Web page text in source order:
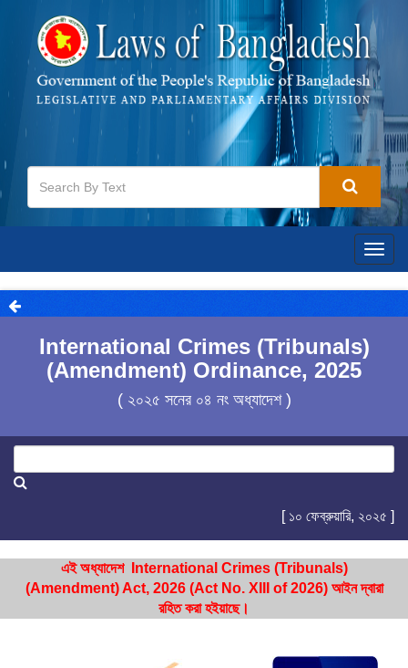
International Crimes (Tribunals)
(Amendment) Ordinance, 2025
( ২০২৫ সনের ০৪ নং অধ্যাদেশ )
[ ১০ ফেব্রুয়ারি, ২০২৫ ]
এই অধ্যাদেশ International Crimes (Tribunals)
(Amendment) Act, 2026 (Act No. XIII of 2026) আইন দ্বারা
রহিত করা হইয়াছে।